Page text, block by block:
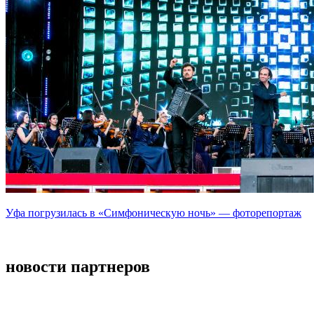
Уфа погрузилась в «Симфоническую ночь» — фоторепортаж
новости партнеров